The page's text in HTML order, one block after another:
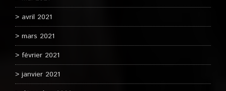
avril 2021
mars 2021
février 2021
janvier 2021